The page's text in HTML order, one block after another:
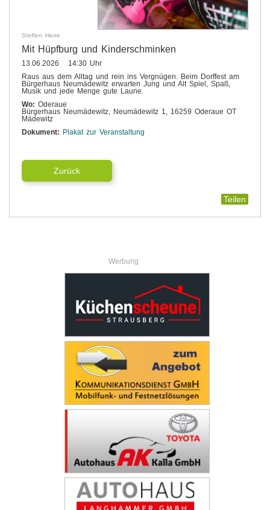
Steffen Herre
Mit Hüpfburg und Kinderschminken
13.06.2026 14:30 Uhr
Raus aus dem Alltag und rein ins Vergnügen. Beim Dorffest am
Bürgerhaus Neumädewitz erwarten Jung und Alt Spiel, Spaß,
Musik und jede Menge gute Laune.
Wo: Oderaue
Bürgerhaus Neumädewitz, Neumädewitz 1, 16259 Oderaue OT
Mädewitz
Dokument: Plakat zur Veranstaltung
Zurück
Teilen
Werbung